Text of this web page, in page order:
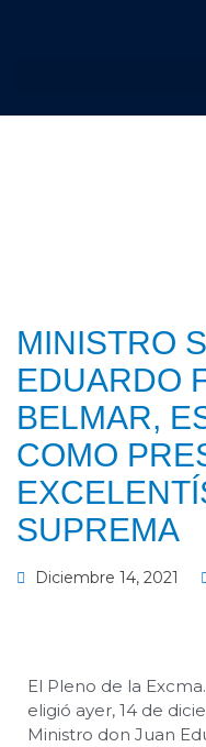
MINISTRO
EDUARDO
BELMAR,
COMO
SUPREMA
Diciembre 14, 2021
El Pleno de la
eligió ayer, 14 de
Ministro don Juan